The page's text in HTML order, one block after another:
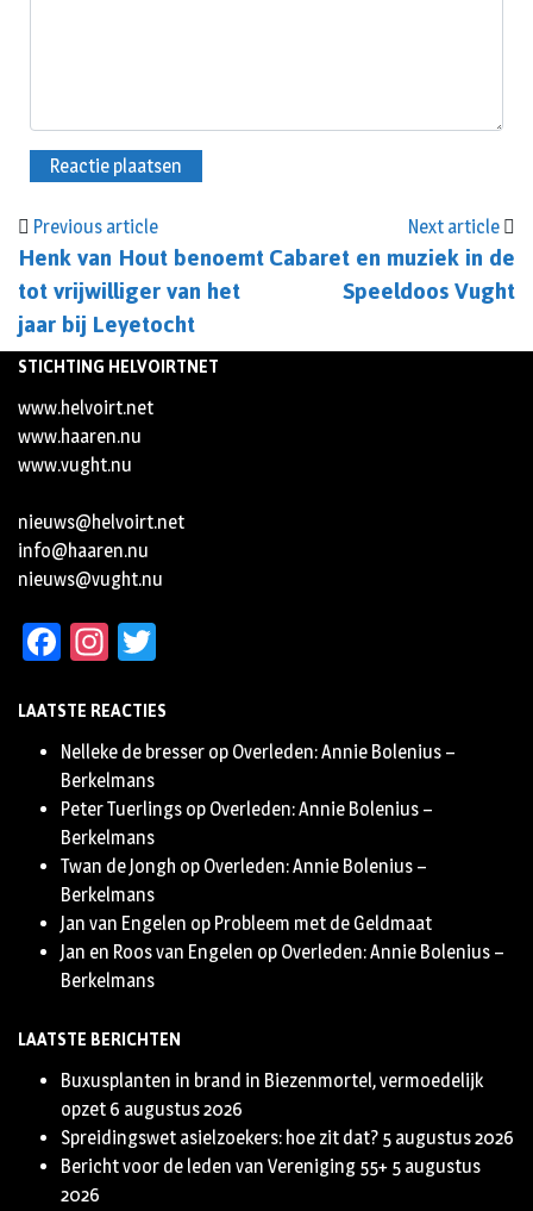
Previous article
Henk van Hout benoemt
tot vrijwilliger van het
jaar bij Leyetocht
Next article
Cabaret en muziek in de
Speeldoos Vught
STICHTING HELVOIRTNET
www.helvoirt.net
www.haaren.nu
www.vught.nu
nieuws@helvoirt.net
info@haaren.nu
nieuws@vught.nu
Facebook
Instagram
LAATSTE REACTIES
Nelleke de bresser op Overleden: Annie Bolenius –
Berkelmans
Peter Tuerlings op Overleden: Annie Bolenius –
Berkelmans
Twan de Jongh op Overleden: Annie Bolenius –
Berkelmans
Jan van Engelen op Probleem met de Geldmaat
Jan en Roos van Engelen op Overleden: Annie Bolenius –
Berkelmans
LAATSTE BERICHTEN
Buxusplanten in brand in Biezenmortel, vermoedelijk
opzet 6 augustus 2026
Spreidingswet asielzoekers: hoe zit dat? 5 augustus 2026
Bericht voor de leden van Vereniging 55+ 5 augustus
2026